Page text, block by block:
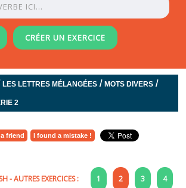
CRÉER UN EXERCICE
LES LETTRES MÉLANGÉES /MOTS DIVERS /
2
friend I found a mistake !
- AUTRES EXERCICES : 1 2 3 4